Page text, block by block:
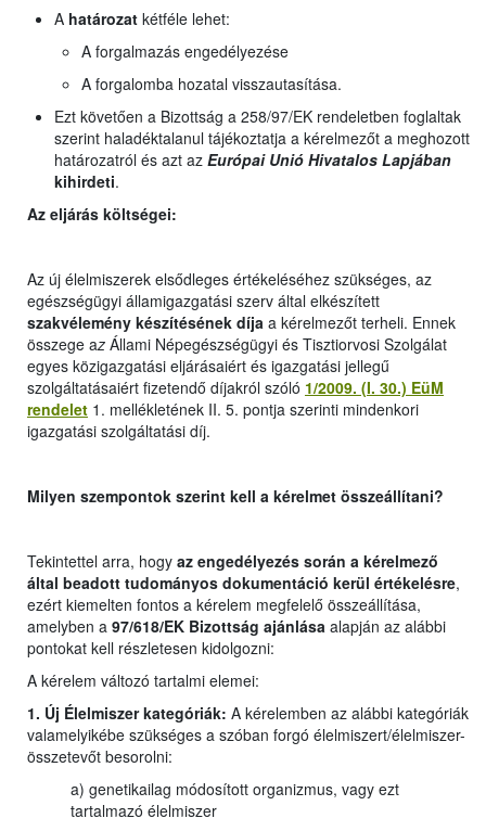
A határozat kétféle lehet:
A forgalmazás engedélyezése
A forgalomba hozatal visszautasítása.
Ezt követően a Bizottság a 258/97/EK rendeletben foglaltak
szerint haladéktalanul tájékoztatja a kérelmezőt a meghozott
határozatról és azt az Európai Unió Hivatalos Lapjában
kihirdeti.
Az eljárás költségei:
Az új élelmiszerek elsődleges értékeléséhez szükséges, az
egészségügyi államigazgatási szerv által elkészített
szakvélemény készítésének díja a kérelmezőt terheli. Ennek
összege az Állami Népegészségügyi és Tisztiorvosi Szolgálat
egyes közigazgatási eljárásaiért és igazgatási jellegű
szolgáltatásaiért fizetendő díjakról szóló 1/2009. (I. 30.) EüM
rendelet 1. mellékletének II. 5. pontja szerinti mindenkori
igazgatási szolgáltatási díj.
Milyen szempontok szerint kell a kérelmet összeállítani?
Tekintettel arra, hogy az engedélyezés során a kérelmező
által beadott tudományos dokumentáció kerül értékelésre,
ezért kiemelten fontos a kérelem megfelelő összeállítása,
amelyben a 97/618/EK Bizottság ajánlása alapján az alábbi
pontokat kell részletesen kidolgozni:
A kérelem változó tartalmi elemei:
1. Új Élelmiszer kategóriák: A kérelemben az alábbi kategóriák
valamelyikébe szükséges a szóban forgó élelmiszert/élelmiszer-
összetevőt besorolni:
a) genetikailag módosított organizmus, vagy ezt
tartalmazó élelmiszer